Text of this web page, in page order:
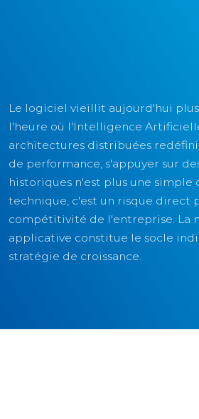
Le logiciel vieillit aujourd'hui
l'heure où l'Intelligence
architectures distribuées
de performance, s'appuyer sur
historiques n'est plus une simple
technique, c'est un risque direct
compétitivité de l'entreprise. La
applicative constitue le socle
stratégie de croissance.